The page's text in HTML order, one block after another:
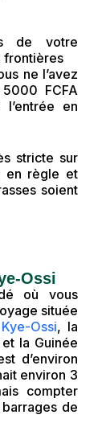
de votre
frontières
ne l’avez
FCFA
en
stricte sur
en règle et
soient
Ossi
où vous
située
Kye-Ossi, la
la Guinée
d’environ
environ 3
compter
de